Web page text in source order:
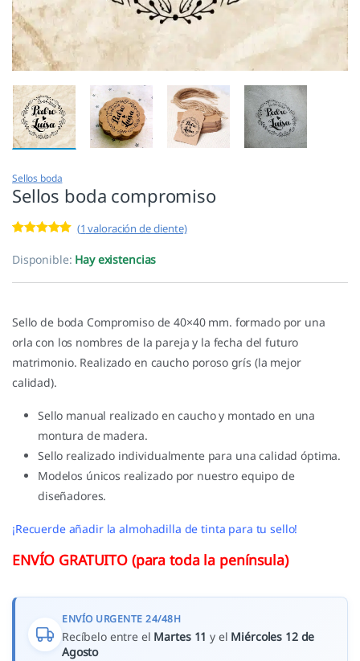
Sellos boda
Sellos boda compromiso
5.00de 5 en
base a
(1 valoración de cliente)
Disponible: Hay existencias
Sello de boda Compromiso de 40×40 mm. formado por una
orla con los nombres de la pareja y la fecha del futuro
matrimonio. Realizado en caucho poroso grís (la mejor
calidad).
Sello manual realizado en caucho y montado en una
montura de madera.
Sello realizado individualmente para una calidad óptima.
Modelos únicos realizado por nuestro equipo de
diseñadores.
¡Recuerde añadir la almohadilla de tinta para tu sello!
ENVÍO GRATUITO (para toda la península)
ENVÍO URGENTE 24/48H
Recíbelo entre el Martes 11 y el Miércoles 12 de
Agosto